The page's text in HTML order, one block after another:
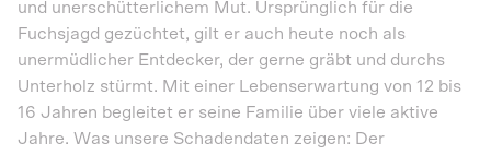
und unerschütterlichem Mut. Ursprünglich für die
Fuchsjagd gezüchtet, gilt er auch heute noch als
unermüdlicher Entdecker, der gerne gräbt und durchs
Unterholz stürmt. Mit einer Lebenserwartung von 12 bis
16 Jahren begleitet er seine Familie über viele aktive
Jahre. Was unsere Schadendaten zeigen: Der